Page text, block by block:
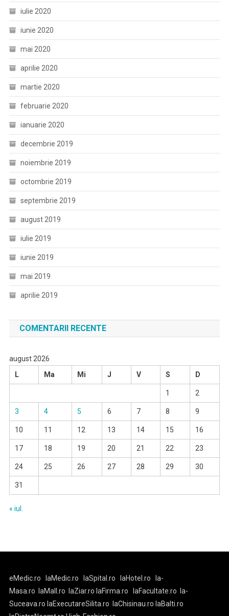
iulie 2020
iunie 2020
mai 2020
aprilie 2020
martie 2020
februarie 2020
ianuarie 2020
decembrie 2019
noiembrie 2019
octombrie 2019
septembrie 2019
august 2019
iulie 2019
iunie 2019
mai 2019
aprilie 2019
COMENTARII RECENTE
august 2026
L
Ma Mi J V S D
1 2
3 4 5 6 7 8 9
10 11 12 13 14 15 16
17 18 19 20 21 22 23
24 25 26 27 28 29 30
31
« iul.
eMedic.ro laMedic.ro laSpital.ro laHotel.ro
la-
Masa.ro
laMall.ro laZiar.ro laFirma.ro laFacultate.ro
la-
Suceava.ro laExecutareSilita.ro laChisinau.ro laBalti.ro